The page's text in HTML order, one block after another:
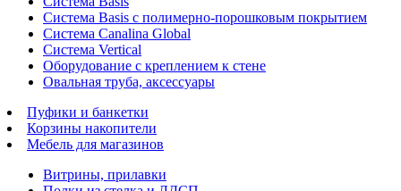
Система Basis с полимерно-порошковым покрытием
Система Canalina Global
Система Vertical
Оборудование с креплением к стене
Овальная труба, аксессуары
Пуфики и банкетки
Корзины накопители
Мебель для магазинов
Витрины, прилавки